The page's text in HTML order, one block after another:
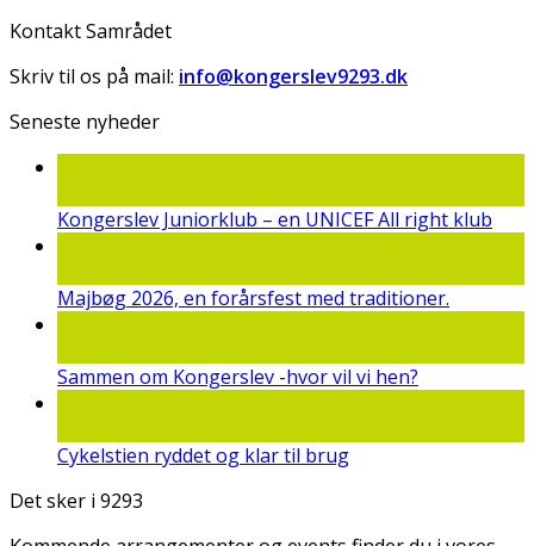
Kontakt Samrådet
Skriv til os på mail: info@kongerslev9293.dk
Seneste nyheder
Kongerslev Juniorklub – en UNICEF All right klub
Majbøg 2026, en forårsfest med traditioner.
Sammen om Kongerslev -hvor vil vi hen?
Cykelstien ryddet og klar til brug
Det sker i 9293